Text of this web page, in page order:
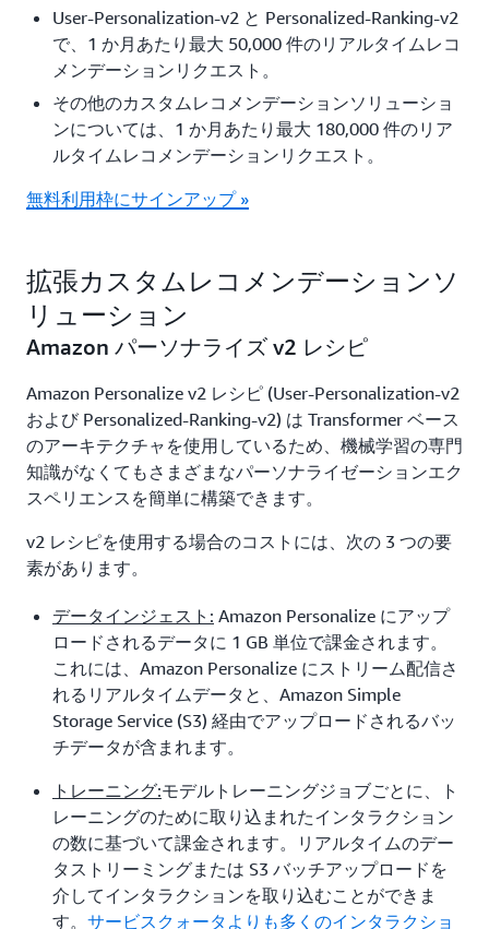
User-Personalization-v2 と Personalized-Ranking-v2
で、1 か月あたり最大 50,000 件のリアルタイムレコ
メンデーションリクエスト。
その他のカスタムレコメンデーションソリューショ
ンについては、1 か月あたり最大 180,000 件のリア
ルタイムレコメンデーションリクエスト。
無料利用枠にサインアップ »
拡張カスタムレコメンデーションソ
リューション
Amazon パーソナライズ v2 レシピ
Amazon Personalize v2 レシピ (User-Personalization-v2
および Personalized-Ranking-v2) は Transformer ベース
のアーキテクチャを使用しているため、機械学習の専門
知識がなくてもさまざまなパーソナライゼーションエク
スペリエンスを簡単に構築できます。
v2 レシピを使用する場合のコストには、次の 3 つの要
素があります。
データインジェスト: Amazon Personalize にアップ
ロードされるデータに 1 GB 単位で課金されます。
これには、Amazon Personalize にストリーム配信さ
れるリアルタイムデータと、Amazon Simple
Storage Service (S3) 経由でアップロードされるバッ
チデータが含まれます。
トレーニング:モデルトレーニングジョブごとに、ト
レーニングのために取り込まれたインタラクション
の数に基づいて課金されます。リアルタイムのデー
タストリーミングまたは S3 バッチアップロードを
介してインタラクションを取り込むことができま
す。 サービスクォータよりも多くのインタラクショ